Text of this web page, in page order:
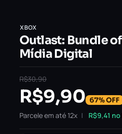
XBOX
Outlast: Bundle
Mídia Digital
R$30,90
R$9,90 67% OFF
Parcele em até 12x R$9,41 no